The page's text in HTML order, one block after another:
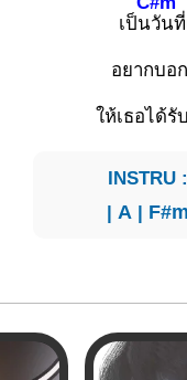
เป็นวัน
อยากบอ
ให้เธอได้รับ
INSTRU
| A | F#m